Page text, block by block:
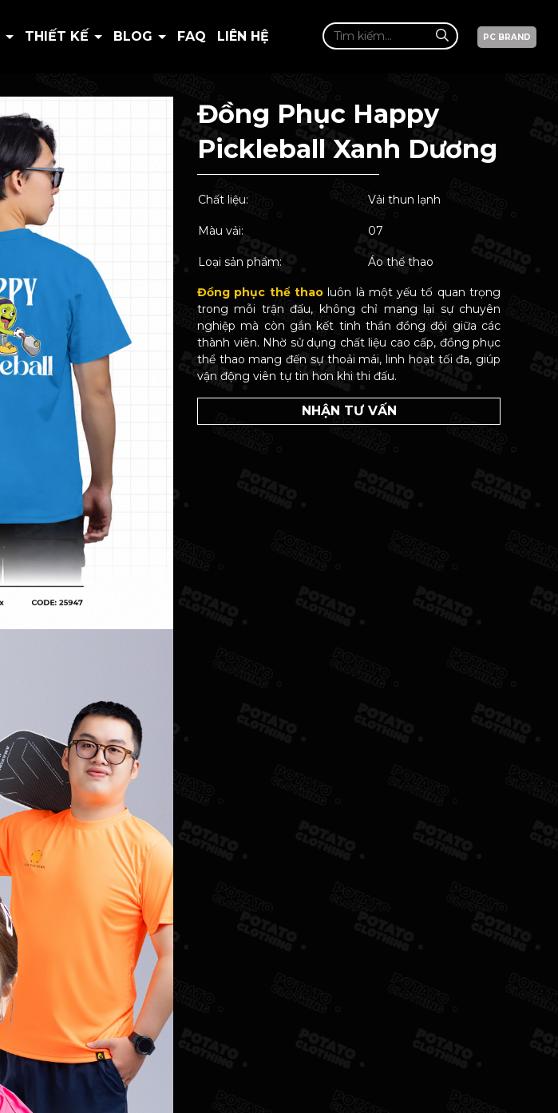
THIẾT KẾ BLOG FAQ LIÊN HỆ PC BRAND
Đồng Phục Happy
Pickleball Xanh Dương
Chất liệu: Vải thun lạnh
Màu vải: 07
Loại sản phẩm: Áo thể thao
Đồng phục thể thaoluôn là một yếu tố quan trọng
trong mỗi trận đấu, không chỉ mang lại sự chuyên
nghiệp mà còn gắn kết tinh thần đồng đội giữa các
thành viên. Nhờ sử dụng chất liệu cao cấp, đồng phục
thể thao mang đến sự thoải mái, linh hoạt tối đa, giúp
vận động viên tự tin hơn khi thi đấu.
NHẬN TƯ VẤN